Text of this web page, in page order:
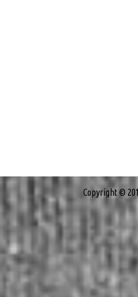
Copyright ©